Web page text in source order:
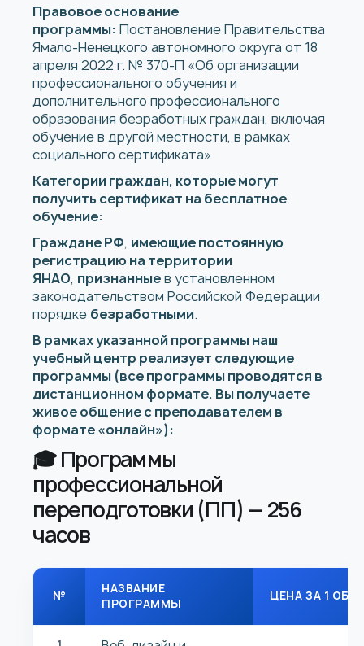
Правовое основание
программы: Постановление Правительства
Ямало-Ненецкого автономного округа от 18
апреля 2022 г. № 370-П «Об организации
профессионального обучения и
дополнительного профессионального
образования безработных граждан, включая
обучение в другой местности, в рамках
социального сертификата»
Категории граждан, которые могут
получить сертификат на бесплатное
обучение:
Граждане РФ, имеющие постоянную
регистрацию на территории
ЯНАО, признанныев установленном
законодательством Российской Федерации
порядке безработными.
В рамках указанной программы наш
учебный центр реализует следующие
программы (все программы проводятся в
дистанционном формате. Вы получаете
живое общение с преподавателем в
формате «онлайн»):
🎓 Программы
профессиональной
переподготовки (ПП) — 256
часов
№
НАЗВАНИЕ
ПРОГРАММЫ
ЦЕНА ЗА 1